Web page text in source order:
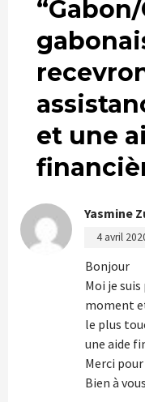
“Gabon/
et une
Yasmine
4 avril
Bonjour
Moi je
moment
le plus
une aide
Merci
Bien à